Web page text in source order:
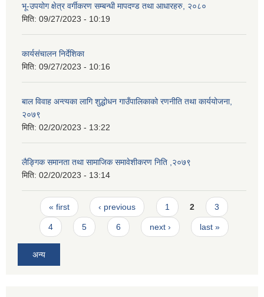
भू-उपयोग क्षेत्र वर्गीकरण सम्बन्धी मापदण्ड तथा आधारहरु, २०८०
मिति: 09/27/2023 - 10:19
कार्यसंचालन निर्देशिका
मिति: 09/27/2023 - 10:16
बाल विवाह अन्त्यका लागि शुद्धोधन गाउँपालिकाको रणनीति तथा कार्ययोजना,
२०७९
मिति: 02/20/2023 - 13:22
लैङ्गिक समानता तथा सामाजिक समावेशीकरण निति ,२०७९
मिति: 02/20/2023 - 13:14
Pages
« first ‹ previous 1 2 3
4 5 6 next › last »
अन्य